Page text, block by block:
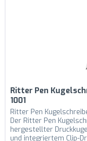
Ritter Pen
1001
Ritter Pen
Der Ritter Pen
hergestellter
und integriertem Clip-